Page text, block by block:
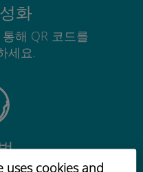
uses cookies and
화
해 QR 코드를
세요.